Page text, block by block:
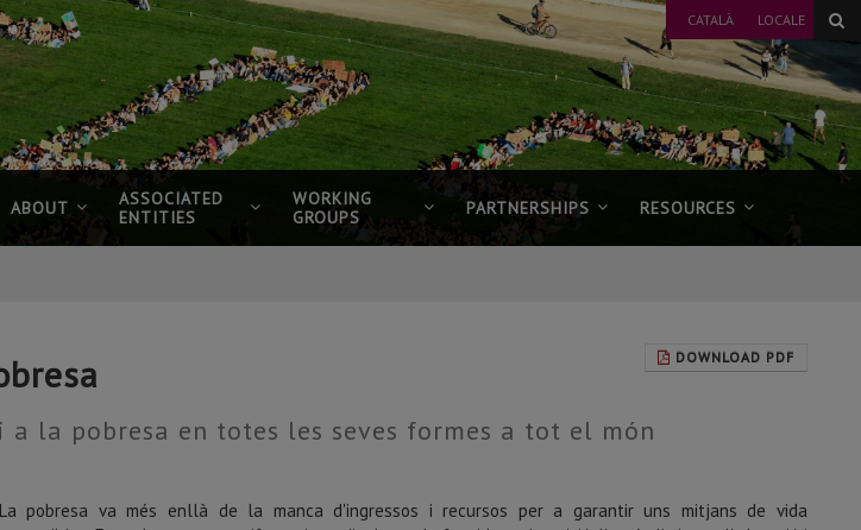
CATALÀ LOCALE
ABOUT
ASSOCIATED
ENTITIES
WORKING
GROUPS
PARTNERSHIPS RESOURCES
DOWNLOAD PDF
a la pobresa en totes les seves formes a tot el món
La pobresa va més enllà de la manca d'ingressos i recursos per a garantir uns mitjans de vida